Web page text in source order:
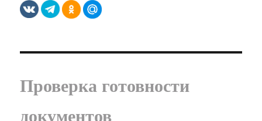
Проверка готовности
документов